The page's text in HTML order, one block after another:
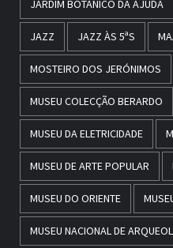
JARDIM BOTÂNICO DA AJUDA
JAZZ JAZZ ÀS 5ªS
MOSTEIRO DOS JERÓNIMOS
MUSEU COLECÇÃO BERARDO
MUSEU DA ELETRICIDADE
MUSEU DE ARTE POPULAR
MUSEU DO ORIENTE
MUSEU NACIONAL DE